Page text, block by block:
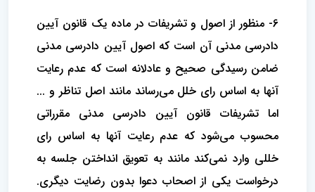
6- منظور از اصول و تشریفات در ماده یک قانون آیین
دادرسی مدنی آن است که اصول آیین دادرسی مدنی
ضامن رسیدگی صحیح و عادلانه است که عدم رعایت
آنها به اساس رای خلل می‌رساند مانند اصل تناظر و ...
اما تشریفات قانون آیین دادرسی مدنی مقرراتی
محسوب می‌شود که عدم رعایت آنها به اساس رای
خللی وارد نمی‌کند مانند به تعویق انداختن جلسه به
درخواست یکی از اصحاب دعوا بدون رضایت دیگری.